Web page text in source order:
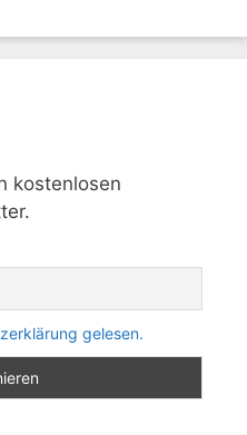
kostenlosen
gelesen.